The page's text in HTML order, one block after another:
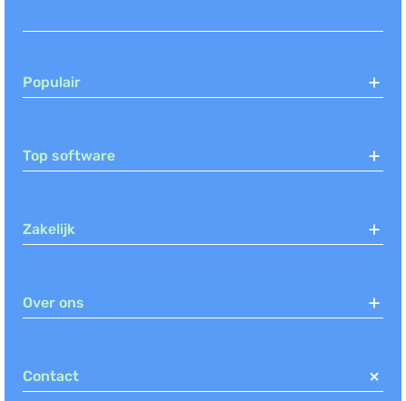
Populair
Top software
Zakelijk
Over ons
Contact